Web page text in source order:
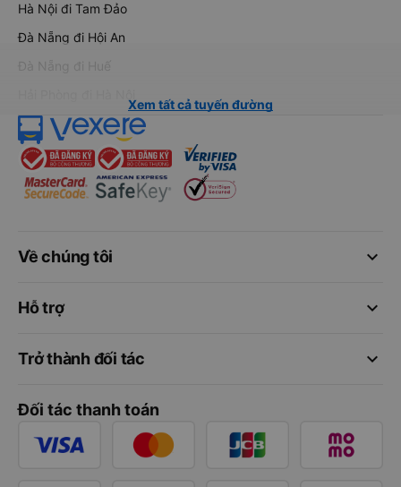
Hà Nội đi Tam Đảo
Đà Nẵng đi Hội An
Đà Nẵng đi Huế
Xem tất cả tuyến đường
keyboard_arrow_down
Về chúng tôi
keyboard_arrow_down
Hỗ trợ
keyboard_arrow_down
Trở thành đối tác
Đối tác thanh toán